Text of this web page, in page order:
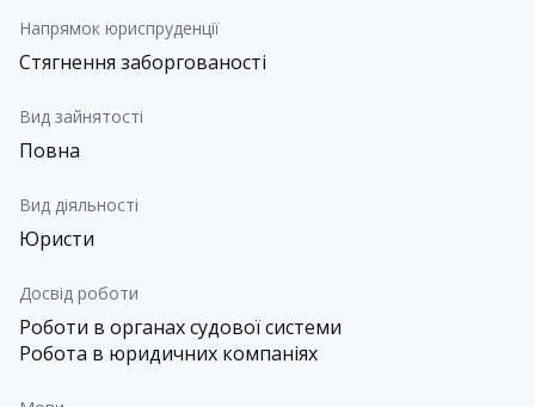
Напрямок юриспруденції
Стягнення заборгованості
Вид зайнятості
Повна
Вид діяльності
Юристи
Досвід роботи
Роботи в органах судової системи
Робота в юридичних компаніях